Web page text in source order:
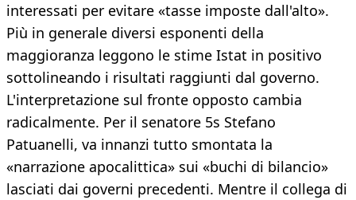
interessati per evitare «tasse imposte dall'alto».
Più in generale diversi esponenti della
maggioranza leggono le stime Istat in positivo
sottolineando i risultati raggiunti dal governo.
L'interpretazione sul fronte opposto cambia
radicalmente. Per il senatore 5s Stefano
Patuanelli, va innanzi tutto smontata la
«narrazione apocalittica» sui «buchi di bilancio»
lasciati dai governi precedenti. Mentre il collega di